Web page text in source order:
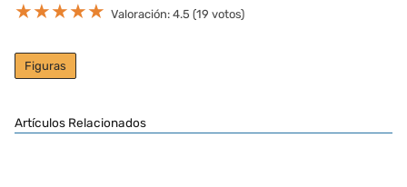
★★★★★ Valoración: 4.5 (19 votos)
Figuras
Artículos Relacionados